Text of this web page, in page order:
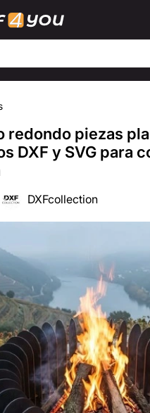
redondo piezas
DXF y SVG para
DXFcollection